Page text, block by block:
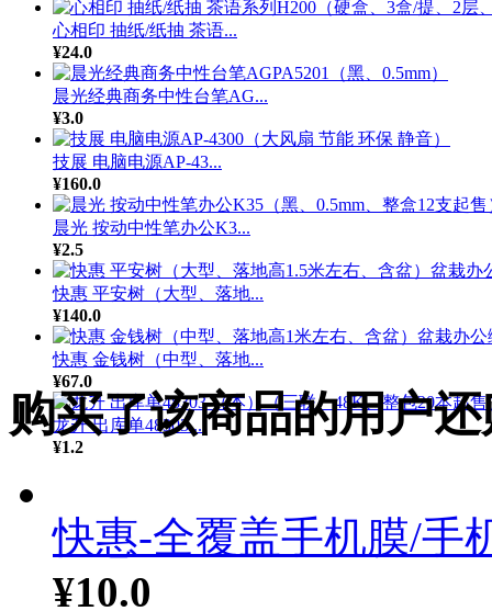
心相印 抽纸/纸抽 茶语...
¥24.0
晨光经典商务中性台笔AG...
¥3.0
技展 电脑电源AP-43...
¥160.0
晨光 按动中性笔办公K3...
¥2.5
快惠 平安树（大型、落地...
¥140.0
快惠 金钱树（中型、落地...
¥67.0
龙升 出库单48303 ...
¥1.2
购买了该商品的用户
快惠-全覆盖手机膜/手
¥10.0